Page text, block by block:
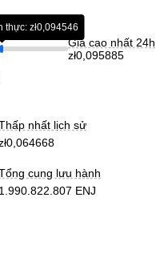
thực: zł0,094546
Giá cao nhất 24h
zł0,095885
nhất lịch sử
cung lưu hành
1.990.822.807 ENJ